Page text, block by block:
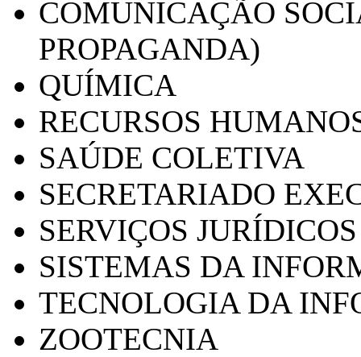
COMUNICAÇÃO
PROPAGANDA)
QUÍMICA
RECURSOS
SAÚDE COLETIVA
SECRETARIADO
SERVIÇOS
SISTEMAS DA
TECNOLOGIA DA
ZOOTECNIA